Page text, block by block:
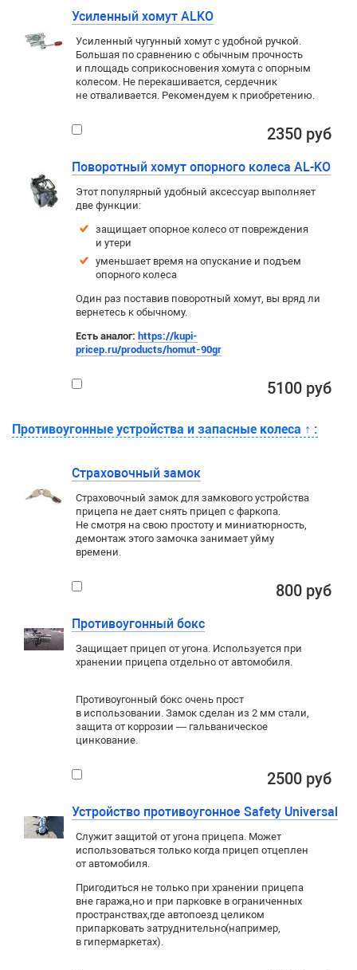
Усиленный хомут ALKO
Усиленный чугунный хомут с удобной ручкой.
Большая по сравнению с обычным прочность
и площадь соприкосновения хомута с опорным
колесом. Не перекашивается, сердечник
не отваливается. Рекомендуем к приобретению.
2350 руб
Поворотный хомут опорного колеса AL-KO
Этот популярный удобный аксессуар выполняет
две функции:
защищает опорное колесо от повреждения
и утери
уменьшает время на опускание и подъем
опорного колеса
Один раз поставив поворотный хомут, вы вряд ли
вернетесь к обычному.
Есть аналог: https://kupi-
pricep.ru/products/homut-90gr
5100 руб
Противоугонные устройства и запасные колеса ↑ :
Страховочный замок
Страховочный замок для замкового устройства
прицепа не дает снять прицеп с фаркопа.
Не смотря на свою простоту и миниатюрность,
демонтаж этого замочка занимает уйму
времени.
800 руб
Противоугонный бокс
Защищает прицеп от угона. Используется при
хранении прицепа отдельно от автомобиля.
Противоугонный бокс очень прост
в использовании. Замок сделан из 2 мм стали,
защита от коррозии — гальваническое
цинкование.
2500 руб
Устройство противоугонное Safety Universal
Служит защитой от угона прицепа. Может
использоваться только когда прицеп отцеплен
от автомобиля.
Пригодиться не только при хранении прицепа
вне гаража,но и при парковке в ограниченных
пространствах,где автопоезд целиком
припарковать затруднительно(например,
в гипермаркетах).